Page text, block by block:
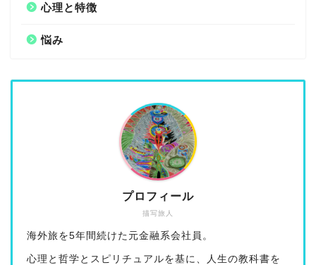
心理と特徴
悩み
描写旅人
プロフィール
海外旅を5年間続けた元金融系会社員。
心理と哲学とスピリチュアルを基に、人生の教科書を